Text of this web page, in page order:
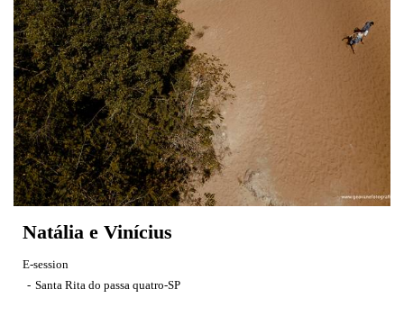
Natália e Vinícius
E-session
Santa Rita do passa quatro-SP